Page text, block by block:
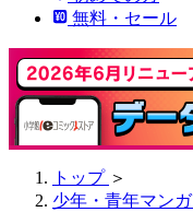
無料・セール
トップ ＞
少年・青年マンガ